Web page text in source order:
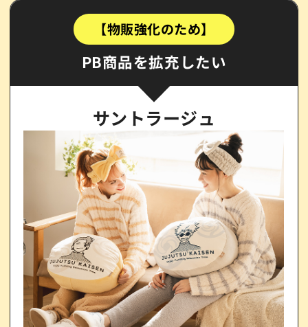
【物販強化のため】
PB商品を拡充したい
サントラージュ